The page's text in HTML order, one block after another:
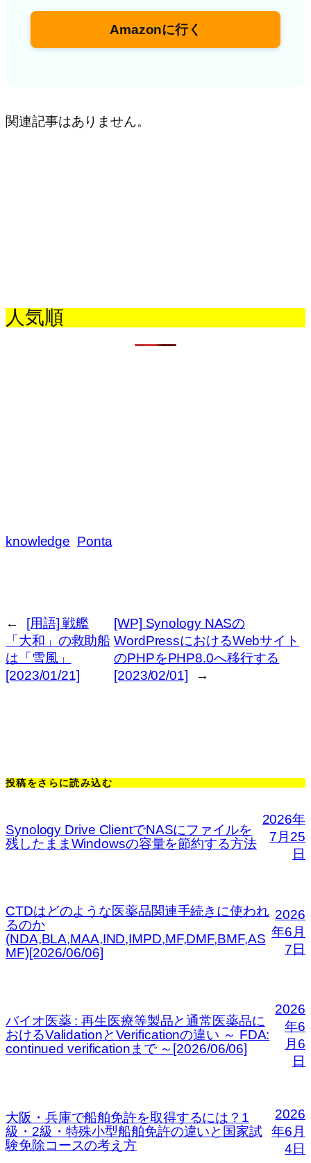
Amazonに行く
関連記事はありません。
人気順
knowledge Ponta
←
[用語] 戦艦
「大和」の救助船
は「雪風」
[2023/01/21]
[WP] Synology NASの
WordPressにおけるWebサイト
のPHPをPHP8.0へ移行する
[2023/02/01]
→
投稿をさらに読み込む
Synology Drive ClientでNASにファイルを
残したままWindowsの容量を節約する方法
2026年
7月25
日
CTDはどのような医薬品関連手続きに使われ
るのか
(NDA,BLA,MAA,IND,IMPD,MF,DMF,BMF,AS
MF)[2026/06/06]
2026
年6月
7日
バイオ医薬 : 再生医療等製品と通常医薬品に
おけるValidationとVerificationの違い ～ FDA:
continued verificationまで ～[2026/06/06]
2026
年6
月6
日
大阪・兵庫で船舶免許を取得するには？1
級・2級・特殊小型船舶免許の違いと国家試
験免除コースの考え方
2026
年6月
4日